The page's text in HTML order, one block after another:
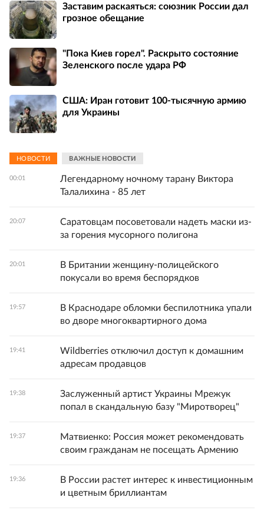
Заставим раскаяться: союзник России дал
грозное обещание
"Пока Киев горел". Раскрыто состояние
Зеленского после удара РФ
США: Иран готовит 100-тысячную армию
для Украины
НОВОСТИ ВАЖНЫЕ НОВОСТИ
00:01
Легендарному ночному тарану Виктора
Талалихина - 85 лет
20:07
Саратовцам посоветовали надеть маски из-
за горения мусорного полигона
20:01
В Британии женщину-полицейского
покусали во время беспорядков
19:57
В Краснодаре обломки беспилотника упали
во дворе многоквартирного дома
19:41
Wildberries отключил доступ к домашним
адресам продавцов
19:38
Заслуженный артист Украины Мрежук
попал в скандальную базу "Миротворец"
19:37
Матвиенко: Россия может рекомендовать
своим гражданам не посещать Армению
19:36
В России растет интерес к инвестиционным
и цветным бриллиантам